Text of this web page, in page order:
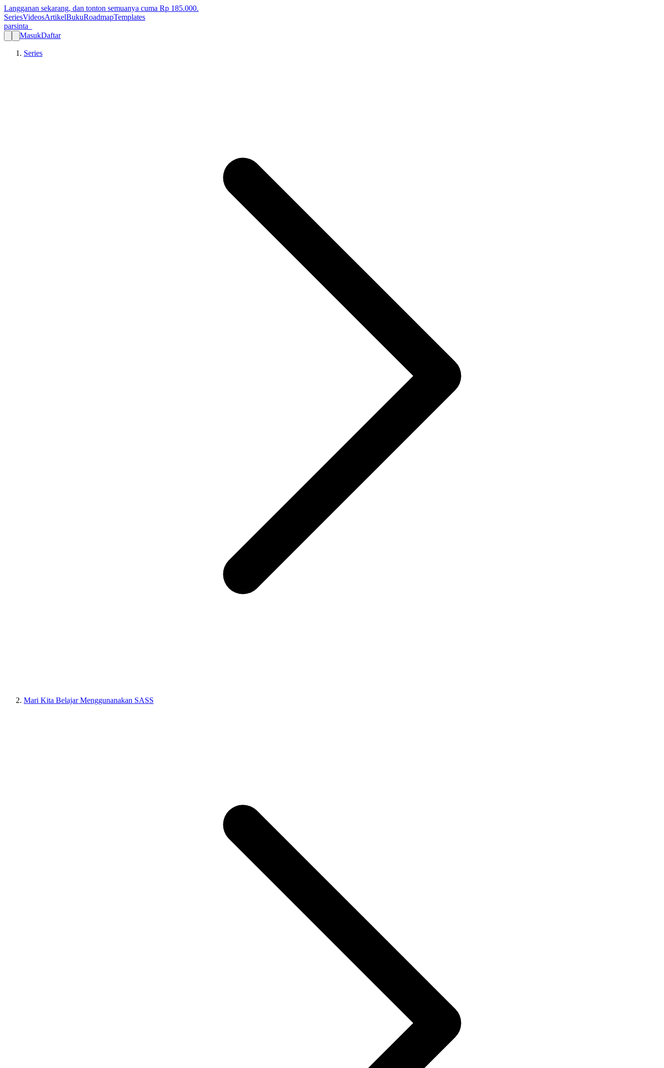
Langganan sekarang, dan tonton semuanya cuma Rp 185.000.
SeriesVideosArtikelBukuRoadmapTemplates
parsinta_
MasukDaftar
Series
Mari Kita Belajar Menggunanakan SASS